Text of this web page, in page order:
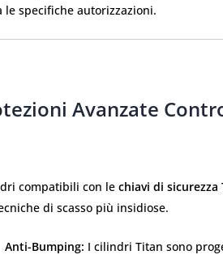
le specifiche autorizzazioni.
Avanzate
compatibili con le chiavi di sicurezza
di scasso più insidiose.
Anti-Bumping: I cilindri Titan sono